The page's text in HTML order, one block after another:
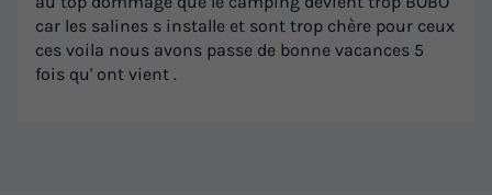
car les salines s installe et sont trop chère pour ceux
ces voila nous avons passe de bonne vacances 5
fois qu' ont vient .